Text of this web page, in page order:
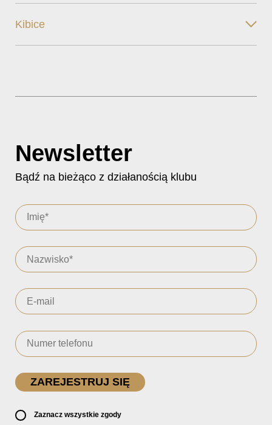
Kibice
Newsletter
Bądź na bieżąco z działanością klubu
Zaznacz wszystkie zgody